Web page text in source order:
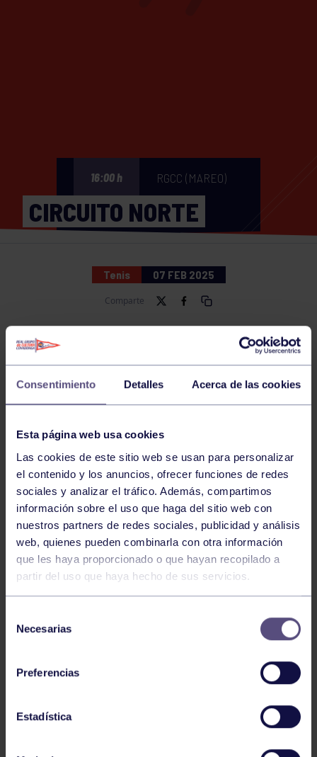
Consentimiento Detalles Acerca de las cookies
Esta página web usa cookies
Las cookies de este sitio web se usan para personalizar
el contenido y los anuncios, ofrecer funciones de redes
sociales y analizar el tráfico. Además, compartimos
información sobre el uso que haga del sitio web con
nuestros partners de redes sociales, publicidad y análisis
web, quienes pueden combinarla con otra información
que les haya proporcionado o que hayan recopilado a
partir del uso que haya hecho de sus servicios.
Necesarias
Preferencias
Estadística
16:00 h RGCC (MAREO)
CIRCUITO NORTE
Tenis 07 FEB 2025
Comparte
NOTICIAS RELACIONADAS
Tenis 05 Ago 2026
VII TORNEO ABANCA
CIRCUITO AS YOUNG TOUR 2026